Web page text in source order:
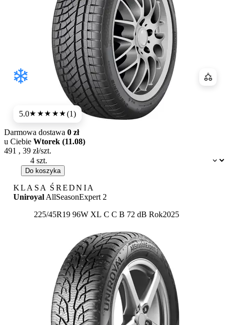
5.0★★★★★(1)
Dostępność:
Darmowa dostawa 0 zł
u Ciebie Wtorek (11.08)
491 , 39 zł/szt.
Do koszyka
KLASA ŚREDNIA
Uniroyal AllSeasonExpert 2
225/45R19 96W XL Etykieta:
C C B 72 dB Rok2025